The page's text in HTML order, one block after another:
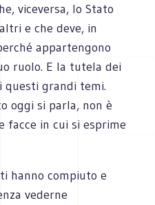
viceversa, lo Stato
e che deve, in
appartengono
ruolo. E la tutela dei
questi grandi temi.
oggi si parla, non è
facce in cui si esprime
hanno compiuto e
vederne